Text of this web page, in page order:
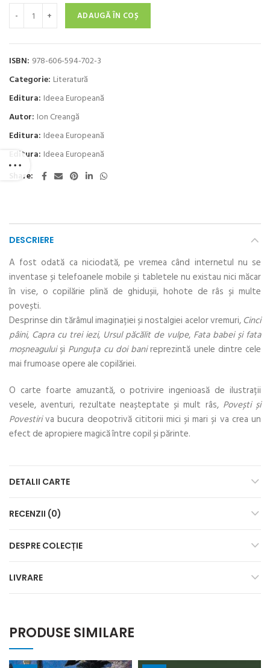
Cantitate Povești și povestiri de Ion Creanga
ADAUGĂ ÎN COȘ
ISBN: 978-606-594-702-3
Categorie: Literatură
Editura: Ideea Europeană
Autor: Ion Creangă
Editura: Ideea Europeană
Editura: Ideea Europeană
Share
DESCRIERE
A fost odată ca niciodată, pe vremea când internetul nu se
inventase și telefoanele mobile și tabletele nu existau nici măcar
în vise, o copilărie plină de ghidușii, hohote de râs și multe
povești.
Desprinse din tărâmul imaginației și nostalgiei acelor vremuri,Cinci
pâini, Capra cu trei iezi, Ursul păcălit de vulpe, Fata babei și fata
moșneaguluiși Punguța cu doi banireprezintă unele dintre cele
mai frumoase opere ale copilăriei.
O carte foarte amuzantă, o potrivire ingenioasă de ilustrații
vesele, aventuri, rezultate neașteptate și mult râs, Povești și
Povestiriva bucura deopotrivă cititorii mici și mari și va crea un
efect de apropiere magică între copil și părinte.
DETALII CARTE
RECENZII (0)
DESPRE COLECȚIE
LIVRARE
PRODUSE SIMILARE